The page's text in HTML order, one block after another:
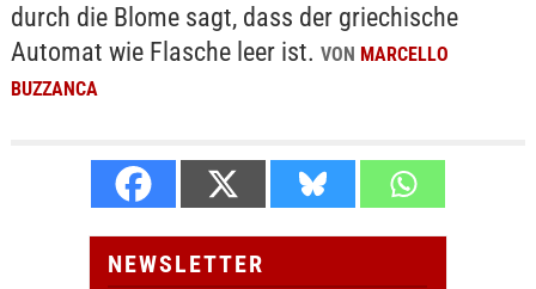
durch die Blome sagt, dass der griechische
Automat wie Flasche leer ist. VON MARCELLO
BUZZANCA
NEWSLETTER